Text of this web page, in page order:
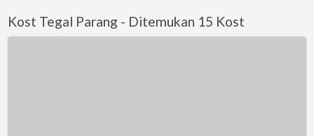
Kost Tegal Parang - Ditemukan 15 Kost